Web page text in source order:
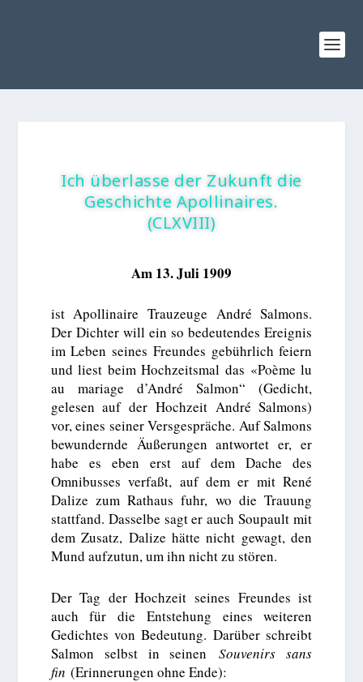
Ich überlasse der Zukunft die
Geschichte Apollinaires.
(CLXVIII)
Am 13. Juli 1909
ist Apollinaire Trauzeuge André Salmons.
Der Dichter will ein so bedeutendes Ereignis
im Leben seines Freundes gebührlich feiern
und liest beim Hochzeitsmal das «Poème lu
au mariage d’André Salmon“ (Gedicht,
gelesen auf der Hochzeit André Salmons)
vor, eines seiner Versgespräche. Auf Salmons
bewundernde Äußerungen antwortet er, er
habe es eben erst auf dem Dache des
Omnibusses verfaßt, auf dem er mit René
Dalize zum Rathaus fuhr, wo die Trauung
stattfand. Dasselbe sagt er auch Soupault mit
dem Zusatz, Dalize hätte nicht gewagt, den
Mund aufzutun, um ihn nicht zu stören.
Der Tag der Hochzeit seines Freundes ist
auch für die Entstehung eines weiteren
Gedichtes von Bedeutung. Darüber schreibt
Salmon selbst in seinen
Souvenirs sans
fin (Erinnerungen ohne Ende):